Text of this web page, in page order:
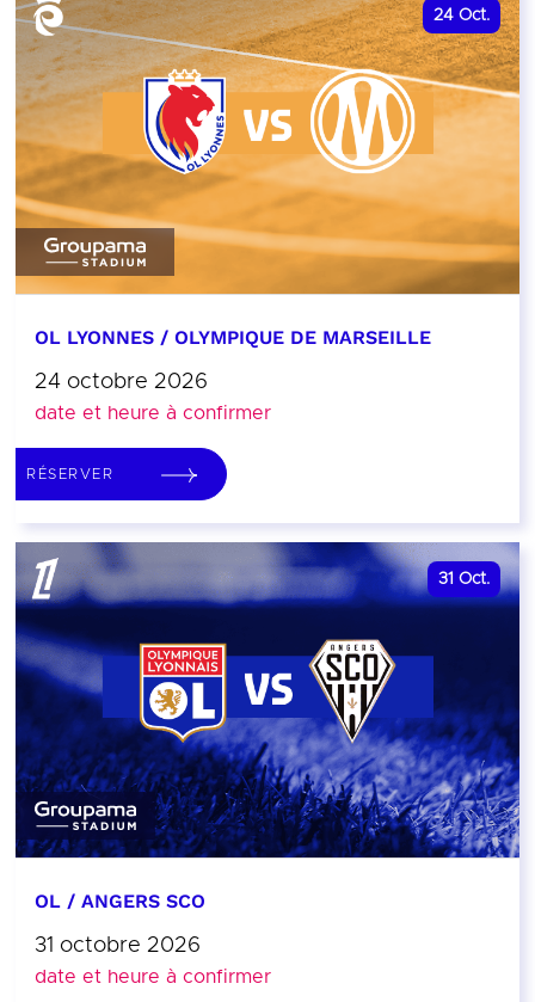
24 Oct.
OL LYONNES / OLYMPIQUE DE MARSEILLE
24 octobre 2026
date et heure à confirmer
RÉSERVER
31 Oct.
OL / ANGERS SCO
31 octobre 2026
date et heure à confirmer